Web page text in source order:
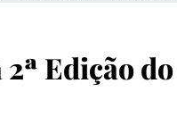
2ª Edição